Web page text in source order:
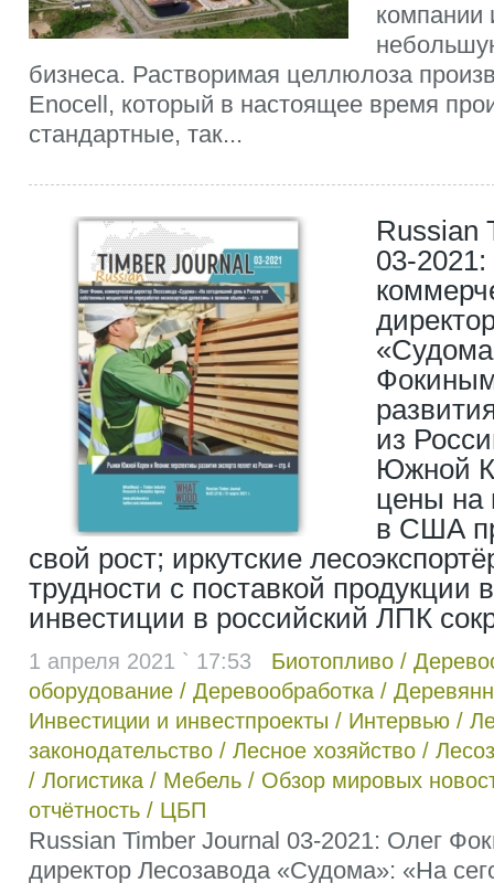
компании
бизнеса. Растворимая целлюлоза
Enocell, который в настоящее время
стандартные, так...
Russian
03-
из
Южной
цены на
в США
свой рост; иркутские
трудности с поставкой продукции
инвестиции в российский ЛПК
1 апреля 2021 ` 17:53 Биотопливо /
оборудование / Деревообработка /
Инвестиции и инвестпроекты / Интервью /
законодательство / Лесное хозяйство /
/ Логистика / Мебель / Обзор мировых
отчётность / ЦБП
Russian Timber Journal 03-2021: Олег
директор Лесозавода «Судома»: «На